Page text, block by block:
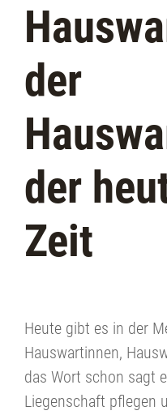
der
der
Zeit
Heute gibt es in der
Hauswartinnen,
das Wort schon sagt
Liegenschaft pflegen